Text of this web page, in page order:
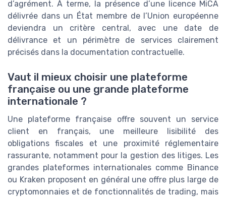
d’agrément. À terme, la présence d’une licence MiCA
délivrée dans un État membre de l’Union européenne
deviendra un critère central, avec une date de
délivrance et un périmètre de services clairement
précisés dans la documentation contractuelle.
Vaut il mieux choisir une plateforme
française ou une grande plateforme
internationale ?
Une plateforme française offre souvent un service
client en français, une meilleure lisibilité des
obligations fiscales et une proximité réglementaire
rassurante, notamment pour la gestion des litiges. Les
grandes plateformes internationales comme Binance
ou Kraken proposent en général une offre plus large de
cryptomonnaies et de fonctionnalités de trading, mais